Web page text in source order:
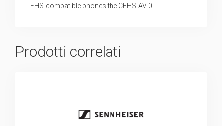
EHS-compatible phones the CEHS-AV 0
Prodotti correlati